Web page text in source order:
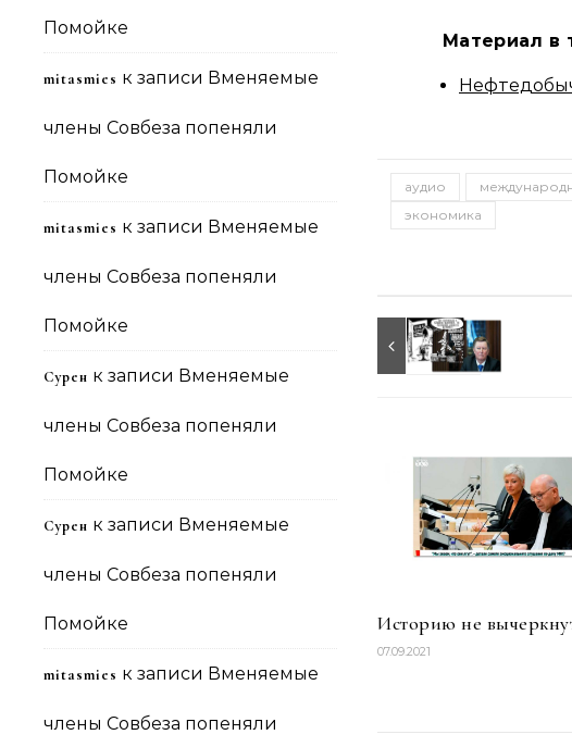
Помойке
mitasmies к записи Вменяемые
члены Совбеза попеняли
Помойке
mitasmies к записи Вменяемые
члены Совбеза попеняли
Помойке
Сурен к записи Вменяемые
члены Совбеза попеняли
Помойке
Сурен к записи Вменяемые
члены Совбеза попеняли
Помойке
mitasmies к записи Вменяемые
члены Совбеза попеняли
Материал в
аудио
экономика
Историю не
07.09.2021